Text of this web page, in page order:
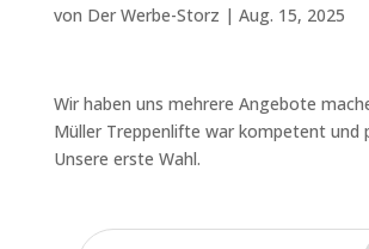
von Der Werbe-Storz | Aug. 15, 2025
Wir haben uns mehrere Angebote
Müller Treppenlifte war kompetent und
Unsere erste Wahl.